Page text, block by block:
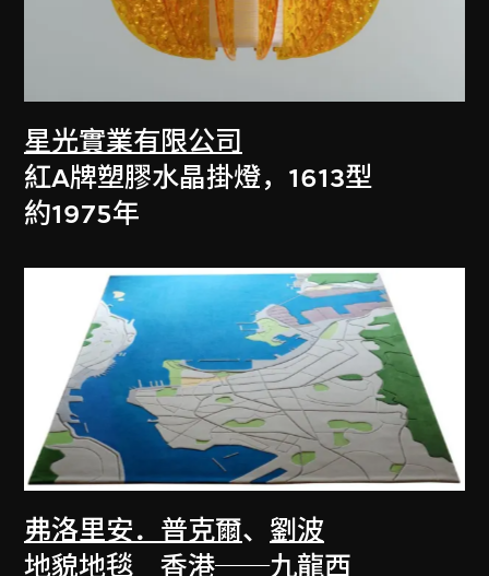
星光實業有限公司
紅A牌塑膠水晶掛燈，1613型
約1975年
弗洛里安．普克爾、 劉波
地貌地毯 香港──九龍西